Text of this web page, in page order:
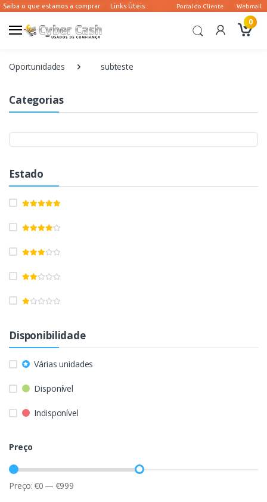
0
Oportunidades subteste
Categorias
Estado
Disponibilidade
Várias unidades
Disponível
Indisponível
Preço
Preço:€0 — €999